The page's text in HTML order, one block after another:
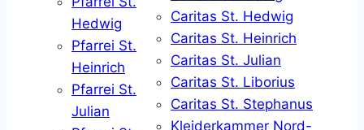
Hedwig
Pfarrei St.
Heinrich
Pfarrei St.
Julian
Caritas St. Hedwig
Caritas St. Heinrich
Caritas St. Julian
Caritas St. Liborius
Caritas St. Stephanus
Kleiderkammer Nord-